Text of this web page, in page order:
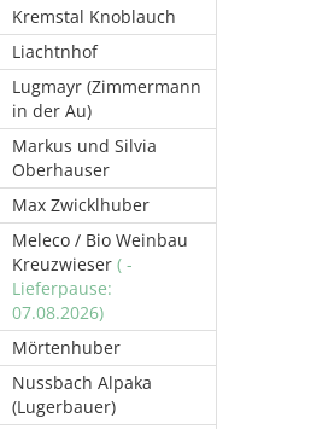
Kremstal Knoblauch
Liachtnhof
Lugmayr (Zimmermann
in der Au)
Markus und Silvia
Oberhauser
Max Zwicklhuber
Meleco / Bio Weinbau
Kreuzwieser ( -
Lieferpause:
07.08.2026)
Mörtenhuber
Nussbach Alpaka
(Lugerbauer)